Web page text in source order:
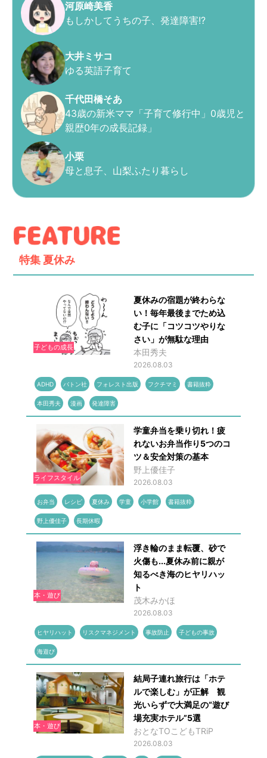
河原崎美香
もしかしてうちの子、発達障害!?
大井ミサコ
ゆる英語子育て
千代田橋そあ
43歳の新米ママ「子育て修行中」0歳児と
親歴0年の成長記録」
小栗
母と息子、山梨ふたり暮らし
特集 夏休み
子どもの成長
夏休みの宿題が終わらな
い！毎年最後までため込
む子に「コツコツやりな
さい」が無駄な理由
本田秀夫
2026.08.03
ADHD バトン社 フォレスト出版 フクチマミ 書籍抜粋
本田秀夫 漫画 発達障害
ライフスタイル
学童弁当を乗り切れ！疲
れないお弁当作り5つのコ
ツ＆安全対策の基本
野上優佳子
2026.08.03
お弁当 レシピ 夏休み 学童 小学館 書籍抜粋
野上優佳子 長期休暇
本・遊び
浮き輪のまま転覆、砂で
火傷も...夏休み前に親が
知るべき海のヒヤリハッ
ト
茂木みかほ
2026.08.03
ヒヤリハット リスクマネジメント 事故防止 子どもの事故
海遊び
本・遊び
結局子連れ旅行は「ホテ
ルで楽しむ」が正解 観
光いらずで大満足の“遊び
場充実ホテル”5選
おとなTOこどもTRiP
2026.08.03